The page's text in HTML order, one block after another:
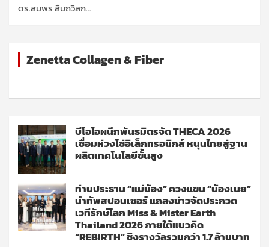
ดร.สมพร สืบถวิลก…
Zenetta Collagen & Fiber
บีโอไอผนึกพันธมิตรจัด THECA 2026
เชื่อมห่วงโซ่อิเล็กทรอนิกส์ หนุนไทยสู่ฐาน
ผลิตเทคโนโลยีขั้นสูง
ท่านประธาน “แม่น้อง” ควงแขน “น้องเนย”
นำทัพสปอนเซอร์ แถลงข่าวจัดประกวด
เวทีรักษ์โลก Miss & Mister Earth
Thailand 2026 ภายใต้แนวคิด
“REBIRTH” ชิงรางวัลรวมกว่า 1.7 ล้านบาท